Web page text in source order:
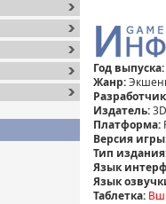
Год выпуска:
Жанр:
Издатель:
Платформа:
Версия
Тип
Язык
Язык
Таблетка: